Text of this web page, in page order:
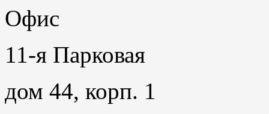
Офис
11-я Парковая
дом 44, корп. 1